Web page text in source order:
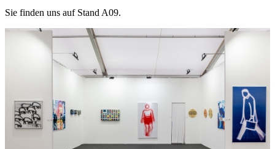
Sie finden uns auf Stand A09.